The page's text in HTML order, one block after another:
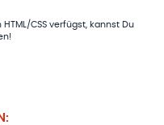
CSS verfügst, kannst Du